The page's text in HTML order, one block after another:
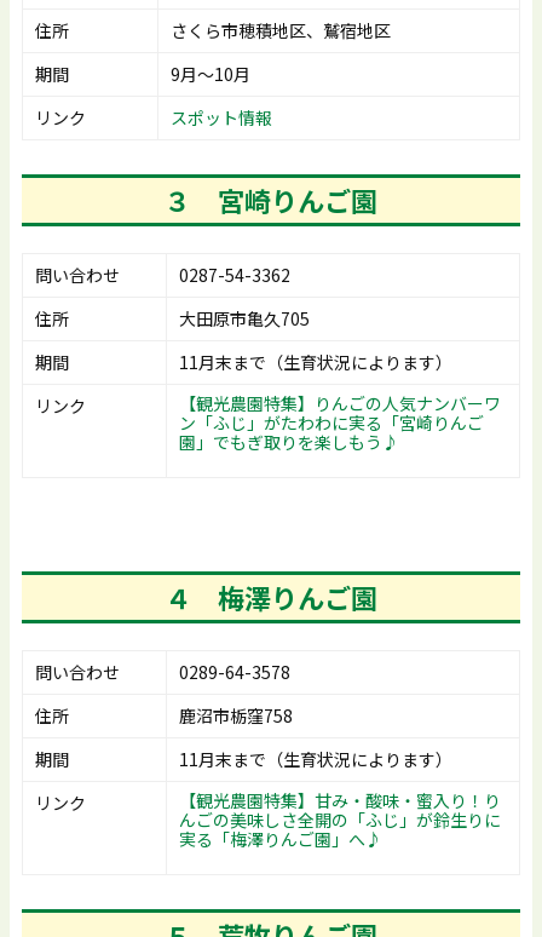
住所
さくら市穂積地区、鷲宿地区
期間
9月～10月
リンク
スポット情報
３ 宮崎りんご園
問い合わせ
0287-54-3362
住所
大田原市亀久705
期間
11月末まで（生育状況によります）
リンク
【観光農園特集】りんごの人気ナンバーワ
ン「ふじ」がたわわに実る「宮崎りんご
園」でもぎ取りを楽しもう♪
４ 梅澤りんご園
問い合わせ
0289-64-3578
住所
鹿沼市栃窪758
期間
11月末まで（生育状況によります）
リンク
【観光農園特集】甘み・酸味・蜜入り！り
んごの美味しさ全開の「ふじ」が鈴生りに
実る「梅澤りんご園」へ♪